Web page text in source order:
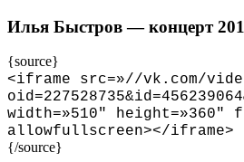
Илья Быстров — концерт
{source}
<iframe src=»//vk.com/
width=»510″ height=»360″
allowfullscreen></iframe>
{/source}